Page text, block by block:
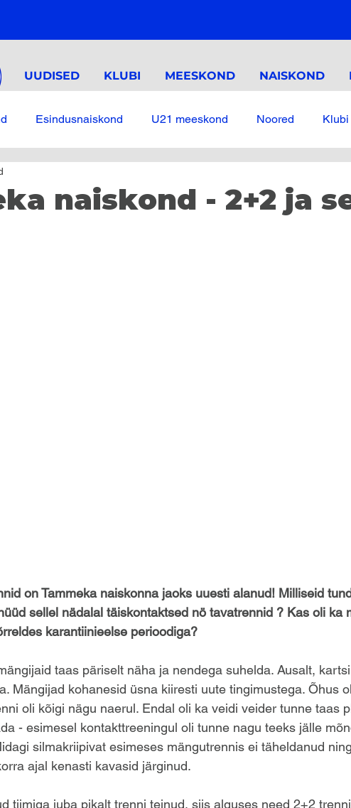
UUDISED KLUBI MEESKOND NAISKOND
Esindusnaiskond U21 meeskond Noored Klubi
naiskond - 2+2 ja
on Tammeka naiskonna jaoks uuesti alanud! Milliseid
sellel nädalal täiskontaktsed nö tavatrennid ? Kas oli ka
karantiinieelse perioodiga?
taas päriselt näha ja nendega suhelda. Ausalt,
Mängijad kohanesid üsna kiiresti uute tingimustega. Õhus
oli kõigi nägu naerul. Endal oli ka veidi veider tunne taas
- esimesel kontakttreeningul oli tunne nagu teeks jälle
silmakriipivat esimeses mängutrennis ei täheldanud
ajal kenasti kavasid järginud.
tiimiga juba pikalt trenni teinud, siis alguses need 2+2